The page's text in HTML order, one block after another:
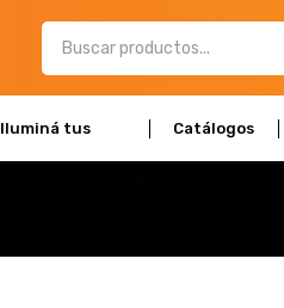
Iluminá tus Catálogos